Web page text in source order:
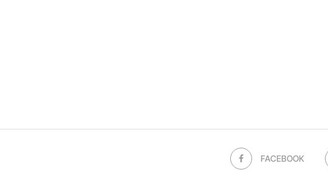
FACEBOOK